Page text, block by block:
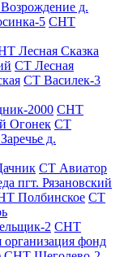
д.
5 СНТ
Лесная Сказка
СТ Лесная
СТ Василек-3
2000 СНТ
Огонек СТ
д.
СТ Авиатор
пгт. Рязановский
Полбинское СТ
2 СНТ
фонд